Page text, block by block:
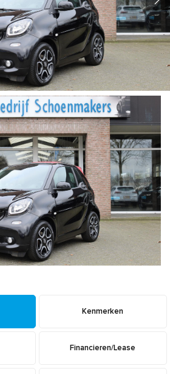
Kenmerken
Financieren/Lease